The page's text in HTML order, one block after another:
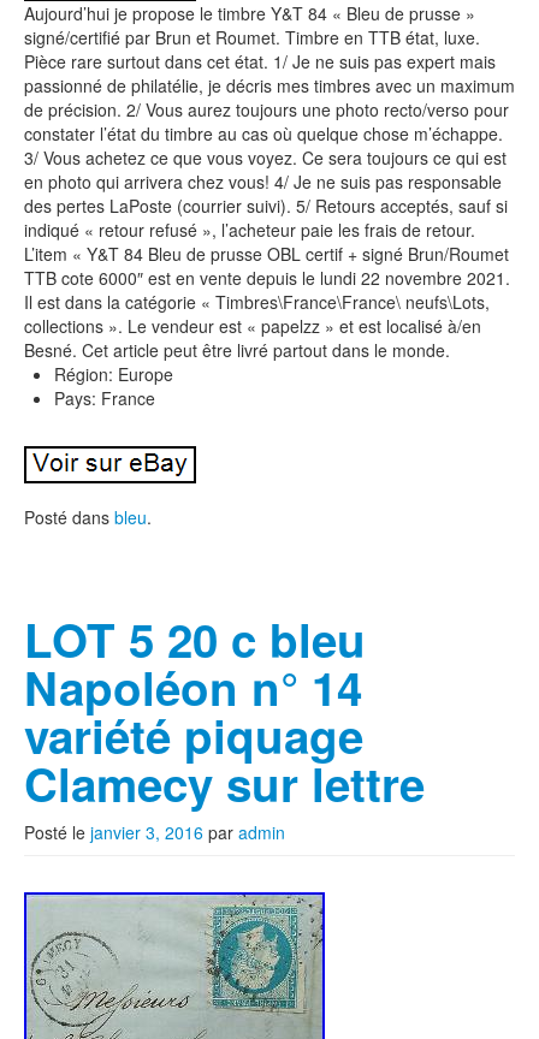
Aujourd’hui je propose le timbre Y&T 84 « Bleu de prusse »
signé/certifié par Brun et Roumet. Timbre en TTB état, luxe.
Pièce rare surtout dans cet état. 1/ Je ne suis pas expert mais
passionné de philatélie, je décris mes timbres avec un maximum
de précision. 2/ Vous aurez toujours une photo recto/verso pour
constater l’état du timbre au cas où quelque chose m’échappe.
3/ Vous achetez ce que vous voyez. Ce sera toujours ce qui est
en photo qui arrivera chez vous! 4/ Je ne suis pas responsable
des pertes LaPoste (courrier suivi). 5/ Retours acceptés, sauf si
indiqué « retour refusé », l’acheteur paie les frais de retour.
L’item « Y&T 84 Bleu de prusse OBL certif + signé Brun/Roumet
TTB cote 6000″ est en vente depuis le lundi 22 novembre 2021.
Il est dans la catégorie « Timbres\France\France\ neufs\Lots,
collections ». Le vendeur est « papelzz » et est localisé à/en
Besné. Cet article peut être livré partout dans le monde.
Région: Europe
Pays: France
Posté dans bleu.
LOT 5 20 c bleu
Napoléon n° 14
variété piquage
Clamecy sur lettre
Posté le janvier 3, 2016 par admin